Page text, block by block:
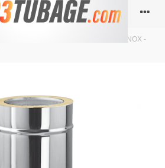
Conduit ISOLÉ INOX -